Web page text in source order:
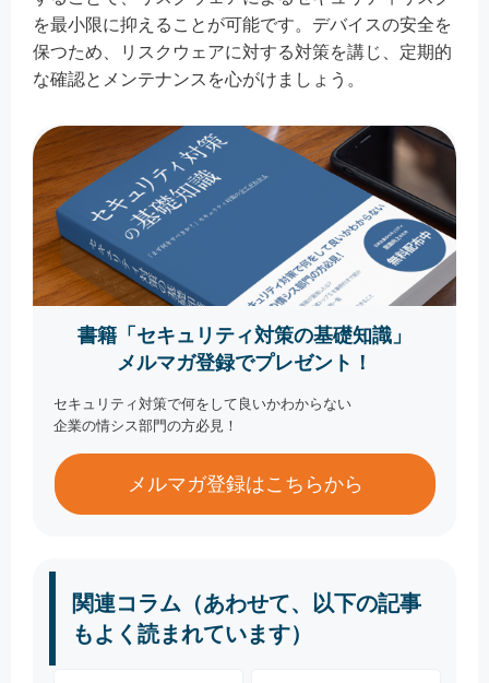
を最小限に抑えることが可能です。デバイスの安全を
保つため、リスクウェアに対する対策を講じ、定期的
な確認とメンテナンスを心がけましょう。
書籍「セキュリティ対策の基礎知識」
メルマガ登録でプレゼント！
セキュリティ対策で何をして良いかわからない
企業の情シス部門の方必見！
メルマガ登録はこちらから
関連コラム（あわせて、以下の記事
もよく読まれています）